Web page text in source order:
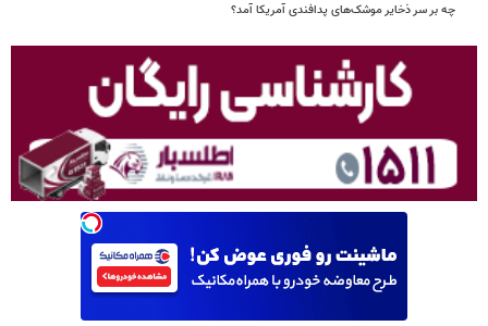
چه بر سر ذخایر موشک‌های پدافندی آمریکا آمد؟